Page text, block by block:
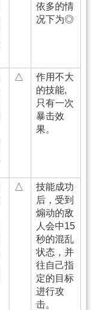
依多的情
况下为◎
△
作用不大
的技能,
只有一次
暴击效
果。
△
技能成功
后，受到
煽动的敌
人会中15
秒的混乱
状态，并
往自己指
定的目标
进行攻
击。